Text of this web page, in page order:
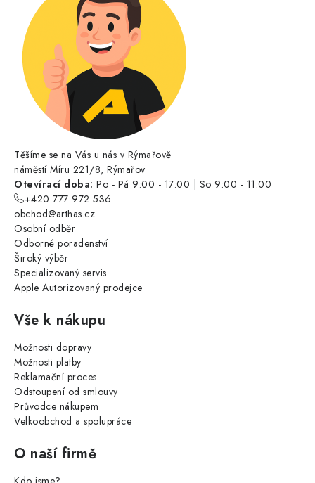
Těšíme se na Vás u nás v Rýmařově
náměstí Míru 221/8, Rýmařov
Otevírací doba: Po - Pá 9:00 - 17:00 | So 9:00 - 11:00
+420 777 972 536
obchod@arthas.cz
Osobní odběr
Odborné poradenství
Široký výběr
Specializovaný servis
Apple Autorizovaný prodejce
Vše k nákupu
Možnosti dopravy
Možnosti platby
Reklamační proces
Odstoupení od smlouvy
Průvodce nákupem
Velkoobchod a spolupráce
O naší firmě